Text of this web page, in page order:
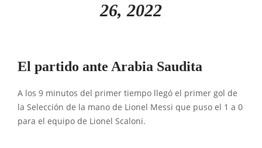
26, 2022
El partido ante Arabia Saudita
A los 9 minutos del primer tiempo llegó el primer gol de
la Selección de la mano de Lionel Messi que puso el 1 a 0
para el equipo de Lionel Scaloni.